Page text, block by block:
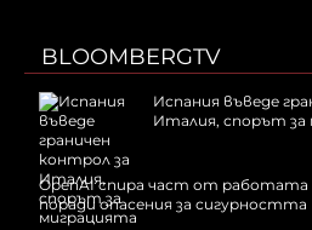
BLOOMBERGTV
Испания въведе
Италия, спорът за
OpenAI спира част от работата
поради опасения за сигурността